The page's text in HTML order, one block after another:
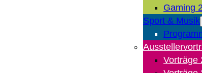
Gaming
Sport & Musik
Vorträge